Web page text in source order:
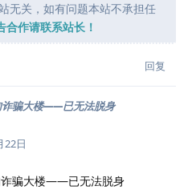
无关，如有问题本站不承担任
合作请联系站长！
回复
诈骗大楼——已无法脱身
22日
诈骗大楼——已无法脱身